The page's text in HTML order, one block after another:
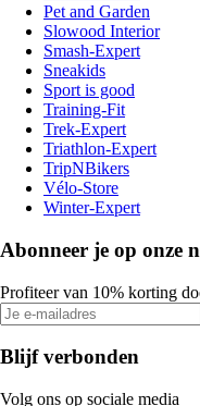
Pet and Garden
Slowood Interior
Smash-Expert
Sneakids
Sport is good
Training-Fit
Trek-Expert
Triathlon-Expert
TripNBikers
Vélo-Store
Winter-Expert
Abonneer je op onze
Profiteer van 10% korting
Blijf verbonden
Volg ons op sociale media